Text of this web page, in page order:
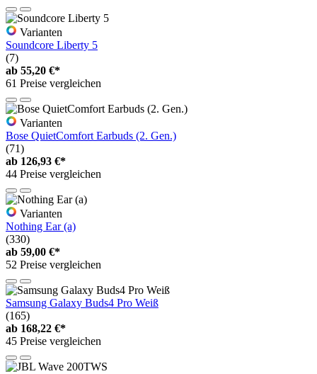
Varianten
Soundcore Liberty 5
(7)
ab 55,20 €*
61 Preise vergleichen
Varianten
Bose QuietComfort Earbuds (2. Gen.)
(71)
ab 126,93 €*
44 Preise vergleichen
Varianten
Nothing Ear (a)
(330)
ab 59,00 €*
52 Preise vergleichen
Samsung Galaxy Buds4 Pro Weiß
(165)
ab 168,22 €*
45 Preise vergleichen